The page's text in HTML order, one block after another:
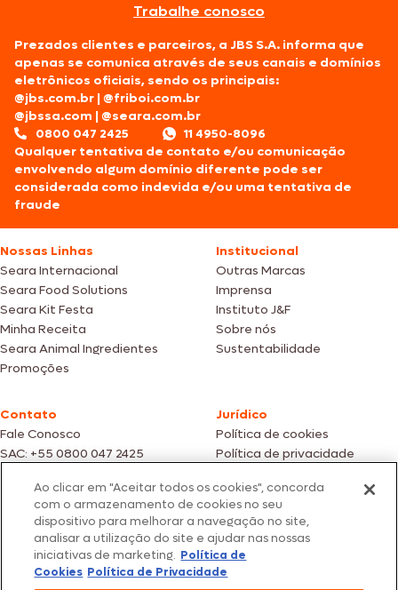
Trabalhe conosco
Prezados clientes e parceiros, a JBS S.A. informa que
apenas se comunica através de seus canais e domínios
eletrônicos oficiais, sendo os principais:
@jbs.com.br |@friboi.com.br
@jbssa.com |@seara.com.br
0800 047 2425
11 4950-8096
Qualquer tentativa de contato e/ou comunicação
envolvendo algum domínio diferente pode ser
considerada como indevida e/ou uma tentativa de
fraude
Nossas Linhas
Seara Internacional
Seara Food Solutions
Seara Kit Festa
Minha Receita
Seara Animal Ingredientes
Promoções
Institucional
Outras Marcas
Imprensa
Instituto J&F
Sobre nós
Sustentabilidade
Contato
Fale Conosco
SAC: +55 0800 047 2425
Jurídico
Política de cookies
Política de privacidade
Fotos meramente ilustrativas | Ofertas válidas enquanto durarem os
estoques dos nossos parceiros | Vendas sujeitas a análise e confirmação
de dados.
Os preços, promoções e condições de pagamento são válidos
exclusivamente para compras efetuadas em nossos parceiros.
Todos os produtos estão sujeitos a disponibilidade de estoque.
Ao clicar em "Aceitar todos os cookies", concorda
com o armazenamento de cookies no seu
dispositivo para melhorar a navegação no site,
analisar a utilização do site e ajudar nas nossas
iniciativas de marketing. Política de
Cookies Política de Privacidade